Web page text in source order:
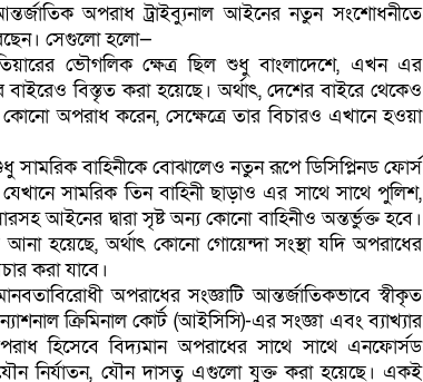
অপরাধ ট্রাইব্যুনাল আইনের নতুন সংশোধনীতে
সেগুলো হলো—
ভৌগলিক ক্ষেত্র ছিল শুধু বাংলাদেশে, এখন এর
বিস্তৃত করা হয়েছে। অর্থাৎ, দেশের বাইরে থেকেও
অপরাধ করেন, সেক্ষেত্রে তার বিচারও এখানে হওয়া
সামরিক বাহিনীকে বোঝালেও নতুন রূপে ডিসিপ্লিনড ফোর্স
সামরিক তিন বাহিনী ছাড়াও এর সাথে সাথে পুলিশ,
আইনের দ্বারা সৃষ্ট অন্য কোনো বাহিনীও অন্তর্ভুক্ত হবে।
আনা হয়েছে, অর্থাৎ কোনো গোয়েন্দা সংস্থা যদি অপরাধের
করা যাবে।
অপরাধের সংজ্ঞাটি আন্তর্জাতিকভাবে স্বীকৃত
ক্রিমিনাল কোর্ট (আইসিসি)-এর সংজ্ঞা এবং ব্যাখ্যার
হিসেবে বিদ্যমান অপরাধের সাথে সাথে এনফোর্সড
যৌন নির্যাতন, যৌন দাসত্ব এগুলো যুক্ত করা হয়েছে। একই